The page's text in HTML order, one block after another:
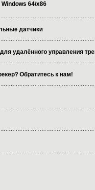
64/x86
датчики
удалённого управления
Обратитесь к нам!